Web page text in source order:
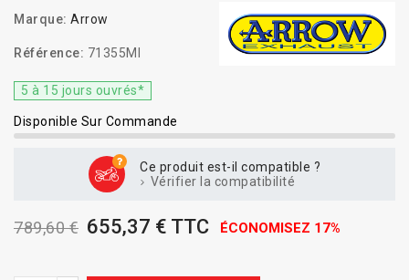
Marque: Arrow
Référence: 71355MI
5 à 15 jours ouvrés*
Disponible Sur Commande
Ce produit est-il compatible ?
Vérifier la compatibilité
789,60 € 655,37 € TTC ÉCONOMISEZ 17%